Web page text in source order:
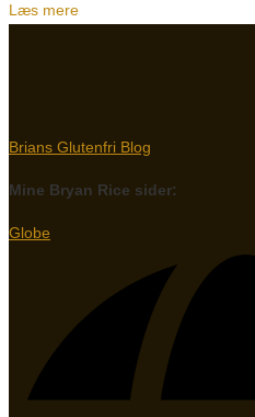
Læs mere
Brians Glutenfri Blog
Mine Bryan Rice sider:
Globe